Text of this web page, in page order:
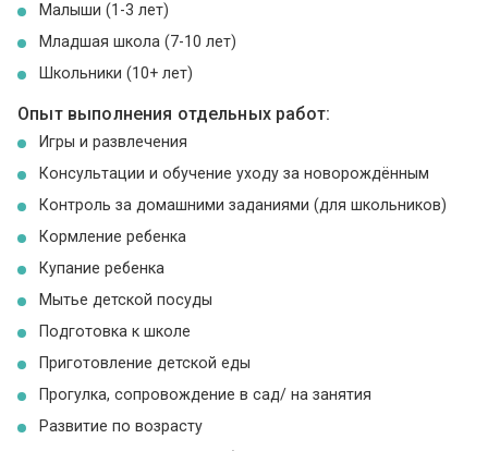
Малыши (1-3 лет)
Младшая школа (7-10 лет)
Школьники (10+ лет)
Опыт выполнения отдельных работ:
Игры и развлечения
Консультации и обучение уходу за новорождённым
Контроль за домашними заданиями (для школьников)
Кормление ребенка
Купание ребенка
Мытье детской посуды
Подготовка к школе
Приготовление детской еды
Прогулка, сопровождение в сад/ на занятия
Развитие по возрасту